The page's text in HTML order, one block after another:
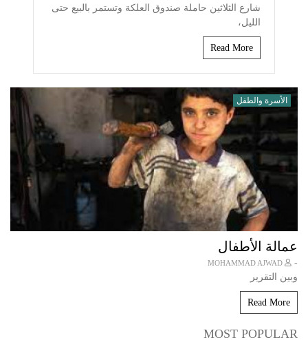
شارع الثلاثين حاملة صندوق العلكة وتستمر بالبيع حتى
الليل،
Read More
الأسرة والطفل
عمالة الأطفال
-
وبين التقرير
Read More
MOST POPULAR